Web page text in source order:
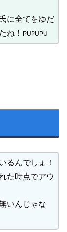
に全てをゆだ
ね！
PUPUPU
るんでしょ！
た時点でアウ
いんじゃな